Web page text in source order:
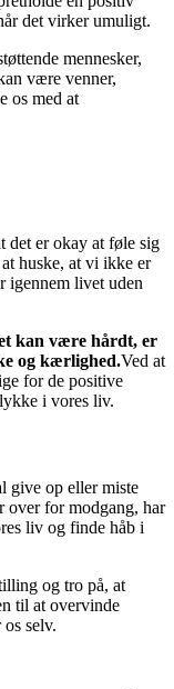
det virker umuligt.
mennesker,
være venner,
os med at
det er okay at føle sig
huske, at vi ikke er
igennem livet uden
kan være hårdt, er
og kærlighed.Ved at
for de positive
i vores liv.
give op eller miste
over for modgang, har
liv og finde håb i
og tro på, at
til at overvinde
selv.